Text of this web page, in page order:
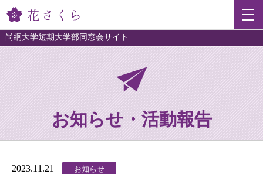
尚絅大学短期大学部同窓会サイト
お知らせ・活動報告
2023.11.21 お知らせ